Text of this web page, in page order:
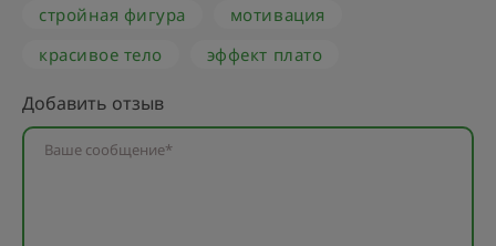
стройная фигура
мотивация
красивое тело
эффект плато
Добавить отзыв
Ваше сообщение*